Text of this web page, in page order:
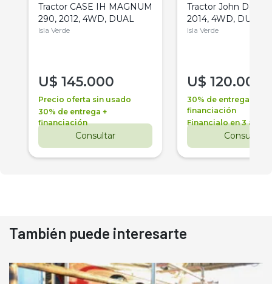
Tractor CASE IH MAGNUM
290, 2012, 4WD, DUAL
Isla Verde
U$ 145.000
Precio oferta sin usado
30% de entrega +
financiación
Consultar
Tractor John Deere
2014, 4WD, DUAL
Isla Verde
U$ 120.000
30% de entrega +
financiación
Financialo en 3 años
Consultar
También puede interesarte